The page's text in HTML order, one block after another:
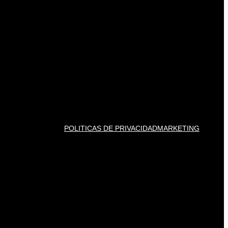
POLITICAS DE PRIVACIDADMARKETING